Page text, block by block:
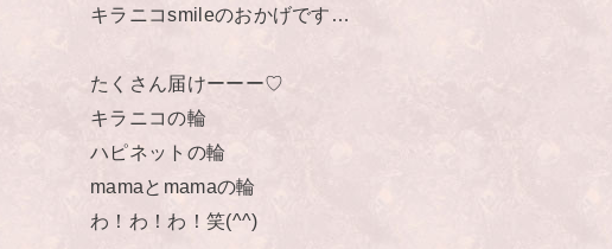
キラニコsmileのおかげです…
たくさん届けーーー♡
キラニコの輪
ハピネットの輪
mamaとmamaの輪
わ！わ！わ！笑(^^)